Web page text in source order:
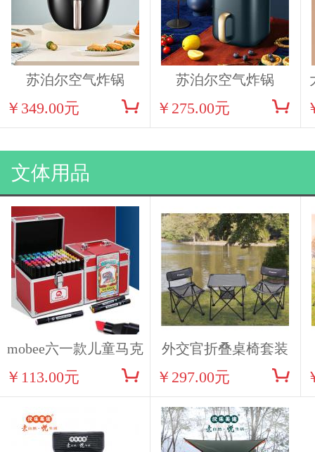
苏泊尔空气炸锅
KD35D71
￥349.00元
苏泊尔空气炸锅
KJ20D70
￥275.00元
文体用品
mobee六一款儿童马克
笔礼盒40色
￥113.00元
外交官折叠桌椅套装
￥297.00元